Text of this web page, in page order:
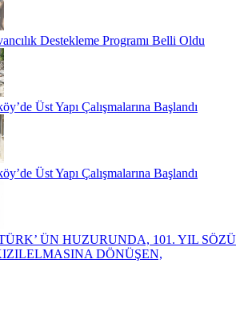
Destekleme Programı Belli Oldu
Üst Yapı Çalışmalarına Başlandı
Üst Yapı Çalışmalarına Başlandı
ÜN HUZURUNDA, 101. YIL SÖZÜ
DÖNÜŞEN,